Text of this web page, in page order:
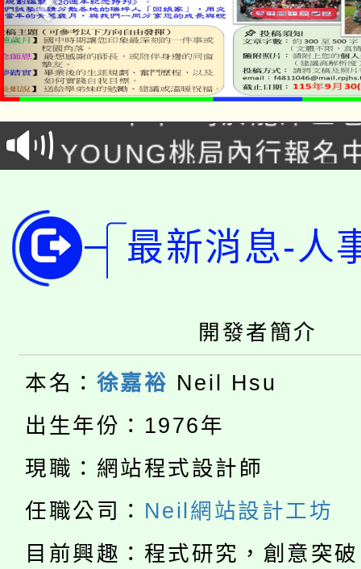
「本色祭」8/29、30在
場熱烈登場!
8/21下午1時於龍潭區
徵才活動。
YOUNG桃局內行報名
開!
115年桃園市運動會8/
田徑場及游泳池舉行。
桃園市低收入戶享有免
半價優惠，詳情可洽有
者。
份教師增能研習
大溪自造教育及科技
份教師研習
淨零綠生活教案入校路
會
115年食農教育專業人
程
「本色祭」8/29、30在
場熱烈登場!
8/21下午1時於龍潭區
徵才活動。
YOUNG桃局內行報名
最新消息-人
開發者簡介
本名： 徐嘉裕 Neil Hsu
出生年份：1976年
現職：網站程式設計師
任職公司： Neil網站設計工坊
目前興趣：程式研究，創意突